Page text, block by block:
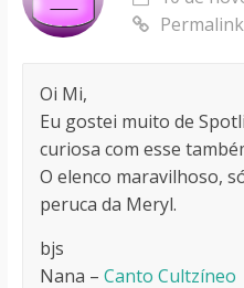
Permalink
Oi Mi,
Eu gostei muito de
curiosa com esse
O elenco maravilhoso,
peruca da Meryl.
bjs
Nana – Canto Cultzíneo